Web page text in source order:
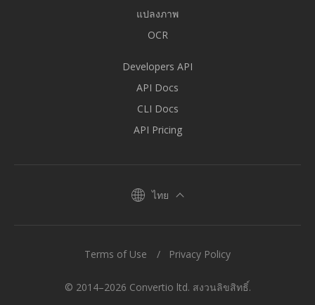
แปลงภาพ
OCR
Developers API
API Docs
CLI Docs
API Pricing
ไทย
© 2014–2026 Convertio ltd. สงวนลิขสิทธิ์.
Terms of Use Privacy Policy